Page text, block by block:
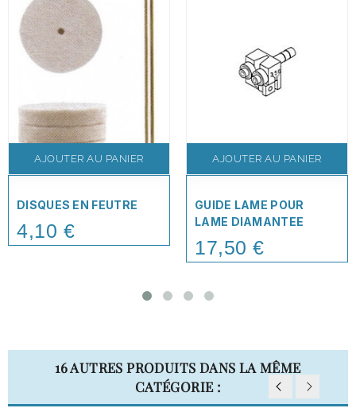
AJOUTER AU PANIER
DISQUES EN FEUTRE
Price
4,10 €
AJOUTER AU PANIER
GUIDE LAME POUR
LAME DIAMANTEE
Price
17,50 €
16 AUTRES PRODUITS DANS LA MÊME
CATÉGORIE :